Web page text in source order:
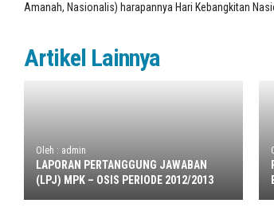
Amanah, Nasionalis) harapannya Hari Kebangkitan
Artikel Lainnya
Oleh : admin
LAPORAN PERTANGGUNG JAWABAN
(LPJ) MPK – OSIS PERIODE 2012/2013